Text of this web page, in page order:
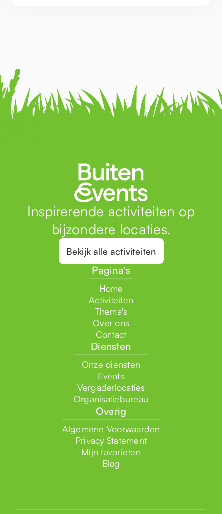
Inspirerende activiteiten op
bijzondere locaties.
Bekijk alle activiteiten
Pagina's
Home
Activiteiten
Thema's
Over ons
Contact
Diensten
Onze diensten
Events
Vergaderlocaties
Organisatiebureau
Overig
Algemene Voorwaarden
Privacy Statement
Mijn favorieten
Blog